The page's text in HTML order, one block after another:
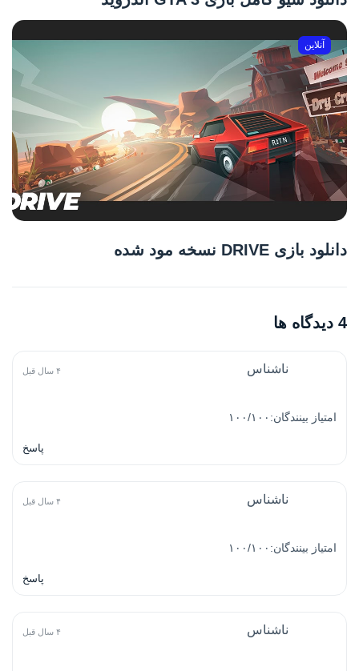
آنلاین
دانلود بازی DRIVE نسخه مود شده
4 دیدگاه ها
ناشناس ۴ سال قبل
امتیاز بینندگان:۱۰۰/۱۰۰
پاسخ
ناشناس ۴ سال قبل
امتیاز بینندگان:۱۰۰/۱۰۰
پاسخ
ناشناس ۴ سال قبل